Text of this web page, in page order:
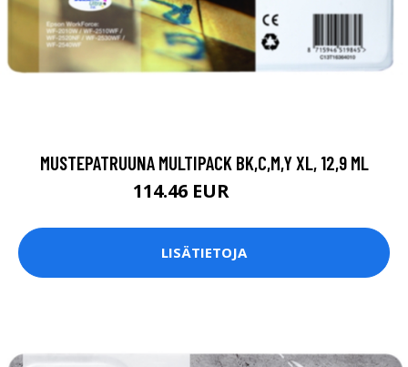
MUSTEPATRUUNA MULTIPACK BK,C,M,Y XL, 12,9 ML
114.46 EUR
LISÄTIETOJA